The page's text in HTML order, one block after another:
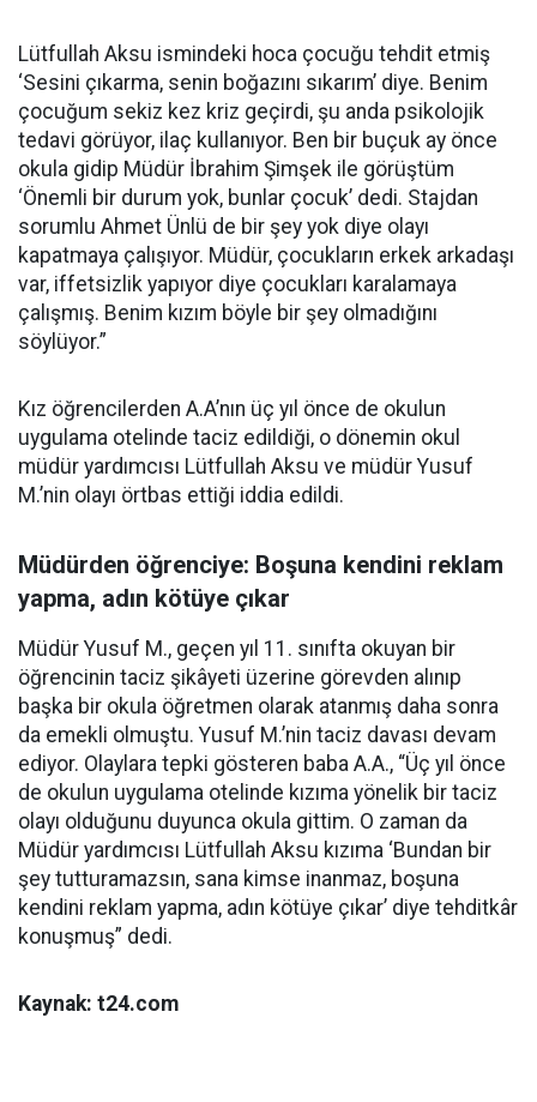
Lütfullah Aksu ismindeki hoca çocuğu tehdit etmiş
‘Sesini çıkarma, senin boğazını sıkarım’ diye. Benim
çocuğum sekiz kez kriz geçirdi, şu anda psikolojik
tedavi görüyor, ilaç kullanıyor. Ben bir buçuk ay önce
okula gidip Müdür İbrahim Şimşek ile görüştüm
‘Önemli bir durum yok, bunlar çocuk’ dedi. Stajdan
sorumlu Ahmet Ünlü de bir şey yok diye olayı
kapatmaya çalışıyor. Müdür, çocukların erkek arkadaşı
var, iffetsizlik yapıyor diye çocukları karalamaya
çalışmış. Benim kızım böyle bir şey olmadığını
söylüyor.”
Kız öğrencilerden A.A’nın üç yıl önce de okulun
uygulama otelinde taciz edildiği, o dönemin okul
müdür yardımcısı Lütfullah Aksu ve müdür Yusuf
M.’nin olayı örtbas ettiği iddia edildi.
Müdürden öğrenciye: Boşuna kendini reklam
yapma, adın kötüye çıkar
Müdür Yusuf M., geçen yıl 11. sınıfta okuyan bir
öğrencinin taciz şikâyeti üzerine görevden alınıp
başka bir okula öğretmen olarak atanmış daha sonra
da emekli olmuştu. Yusuf M.’nin taciz davası devam
ediyor. Olaylara tepki gösteren baba A.A., “Üç yıl önce
de okulun uygulama otelinde kızıma yönelik bir taciz
olayı olduğunu duyunca okula gittim. O zaman da
Müdür yardımcısı Lütfullah Aksu kızıma ‘Bundan bir
şey tutturamazsın, sana kimse inanmaz, boşuna
kendini reklam yapma, adın kötüye çıkar’ diye tehditkâr
konuşmuş” dedi.
Kaynak: t24.com